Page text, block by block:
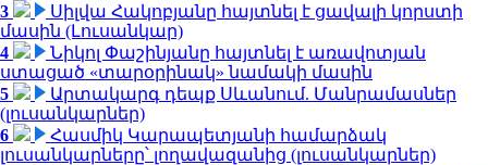
3
Սիլվա Հակոբյանը հայտնել է ցավալի կորստի
մասին (Լուսանկար)
4
Նիկոլ Փաշինյանը հայտնել է առավոտյան
ստացած «տարօրինակ» նամակի մասին
5
Արտակարգ դեպք Սևանում. Մանրամասներ
(լուսանկարներ)
6
Հասմիկ Կարապետյանի համարձակ
լուսանկարները՝ լողավազանից (լուսանկարներ)